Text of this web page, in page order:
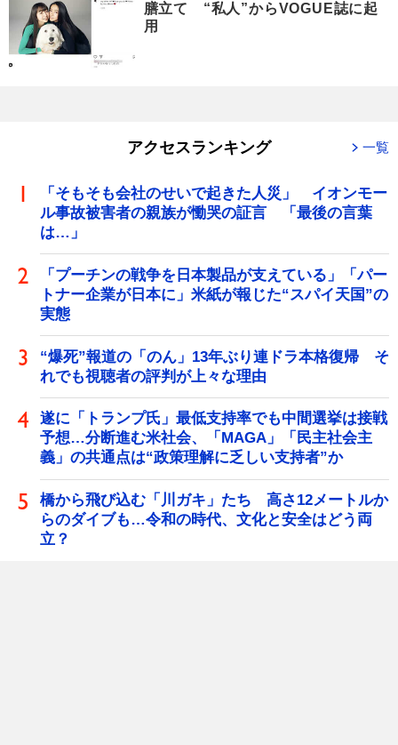
膳立て “私人”からVOGUE誌に起
用
アクセスランキング 一覧
「そもそも会社のせいで起きた人災」 イオンモー
ル事故被害者の親族が慟哭の証言 「最後の言葉
は…」
「プーチンの戦争を日本製品が支えている」「パー
トナー企業が日本に」米紙が報じた“スパイ天国”の
実態
“爆死”報道の「のん」13年ぶり連ドラ本格復帰 そ
れでも視聴者の評判が上々な理由
遂に「トランプ氏」最低支持率でも中間選挙は接戦
予想…分断進む米社会、「MAGA」「民主社会主
義」の共通点は“政策理解に乏しい支持者”か
橋から飛び込む「川ガキ」たち 高さ12メートルか
らのダイブも…令和の時代、文化と安全はどう両
立？